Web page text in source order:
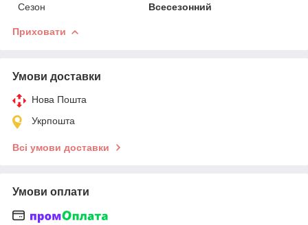
Сезон
Всесезонний
Приховати
Умови доставки
Нова Пошта
Укрпошта
Всі умови доставки
Умови оплати